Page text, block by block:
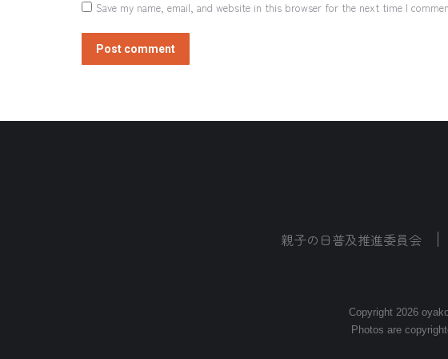
Save my name, email, and website in this browser for the next time I
Post comment
親子の日普及推進委員会
Copyright 2026
Photos are